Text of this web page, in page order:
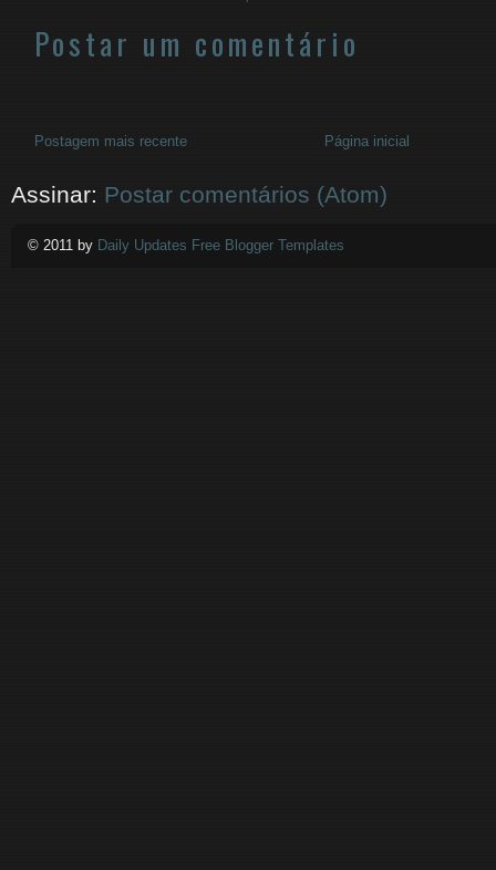
Postar um comentário
Postagem mais recente Página inicial
Assinar: Postar comentários (Atom)
© 2011 by Daily Updates Free Blogger Templates